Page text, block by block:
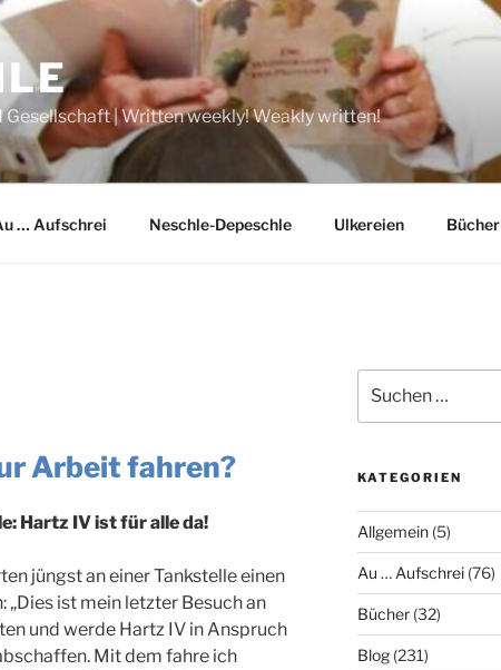
Gesellschaft | Written weekly! Weakly written!
… Aufschrei Neschle-Depeschle Ulkereien Bücher
Arbeit fahren?
Hartz IV ist für alle da!
jüngst an einer Tankstelle einen
ist mein letzter Besuch an
und werde Hartz IV in Anspruch
Mit dem fahre ich
nach:
KATEGORIEN
Allgemein(5)
Au … Aufschrei(76)
Bücher(32)
Blog(231)